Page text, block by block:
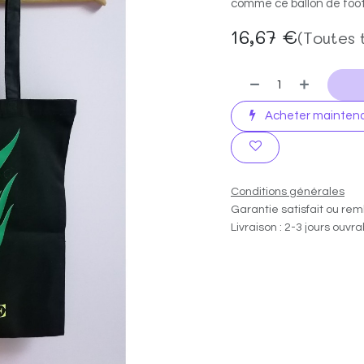
comme ce ballon de
16,67 €(Toutes
Acheter
Conditions générales
Garantie satisfait ou
Livraison : 2-3 jours